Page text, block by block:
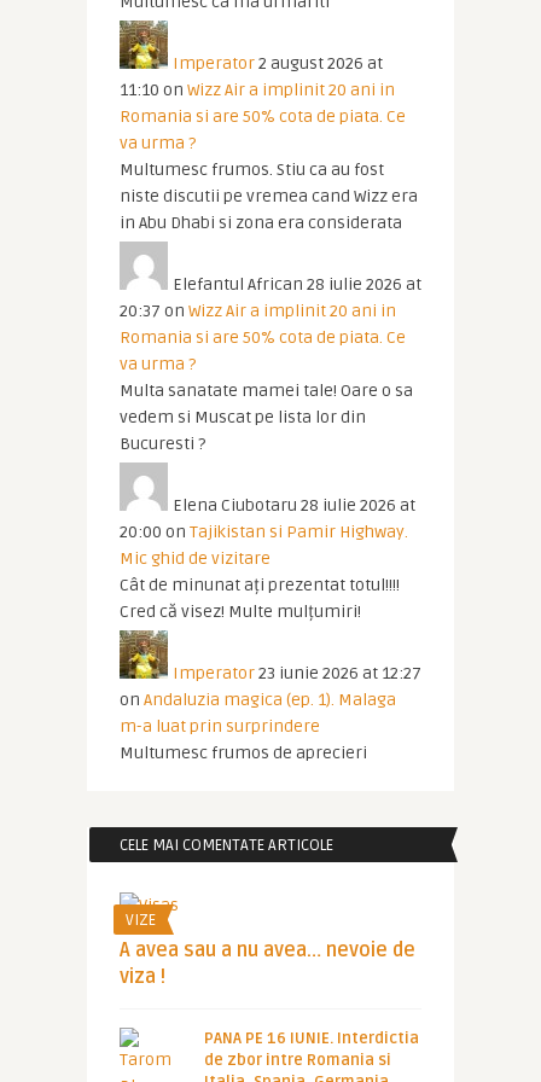
Imperator2 august 2026 at
11:10 on Wizz Air a implinit 20 ani in
Romania si are 50% cota de piata. Ce
va urma ?
Multumesc frumos. Stiu ca au fost
niste discutii pe vremea cand Wizz era
in Abu Dhabi si zona era considerata
Elefantul African 28 iulie 2026 at
20:37 on Wizz Air a implinit 20 ani in
Romania si are 50% cota de piata. Ce
va urma ?
Multa sanatate mamei tale! Oare o sa
vedem si Muscat pe lista lor din
Bucuresti ?
Elena Ciubotaru 28 iulie 2026 at
20:00 on Tajikistan si Pamir Highway.
Mic ghid de vizitare
Cât de minunat ați prezentat totul!!!!
Cred că visez! Multe mulțumiri!
Imperator23 iunie 2026 at 12:27
on Andaluzia magica (ep. 1). Malaga
m-a luat prin surprindere
Multumesc frumos de aprecieri
CELE MAI COMENTATE ARTICOLE
VIZE
A avea sau a nu avea… nevoie de
viza !
PANA PE 16 IUNIE. Interdictia
de zbor intre Romania si